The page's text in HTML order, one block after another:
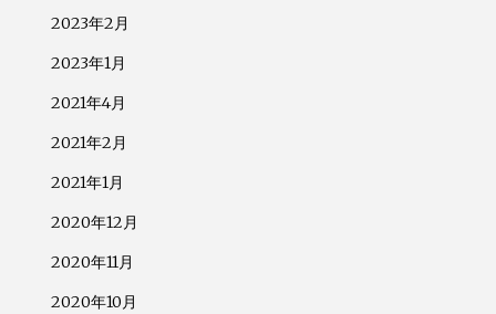
2023年2月
2023年1月
2021年4月
2021年2月
2021年1月
2020年12月
2020年11月
2020年10月